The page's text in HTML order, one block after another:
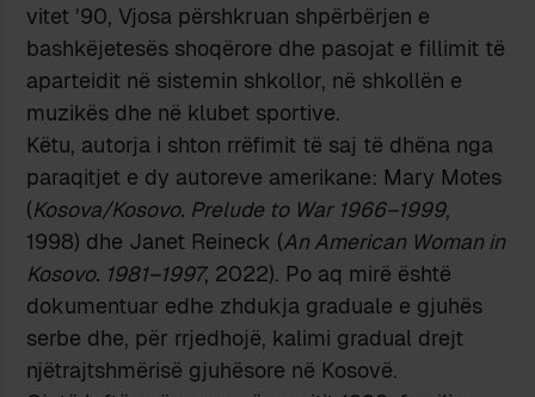
vitet ’90, Vjosa përshkruan shpërbërjen e
bashkëjetesës shoqërore dhe pasojat e fillimit të
aparteidit në sistemin shkollor, në shkollën e
muzikës dhe në klubet sportive.
Këtu, autorja i shton rrëfimit të saj të dhëna nga
paraqitjet e dy autoreve amerikane: Mary Motes
(Kosova/Kosovo. Prelude to War 1966–1999,
1998) dhe Janet Reineck (An American Woman in
Kosovo. 1981–1997, 2022). Po aq mirë është
dokumentuar edhe zhdukja graduale e gjuhës
serbe dhe, për rrjedhojë, kalimi gradual drejt
njëtrajtshmërisë gjuhësore në Kosovë.